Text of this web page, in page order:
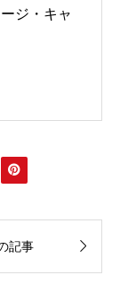
ジ・キャ

記事 